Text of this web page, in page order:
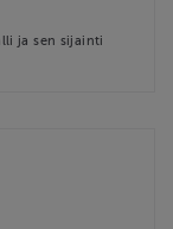
ja sen sijainti